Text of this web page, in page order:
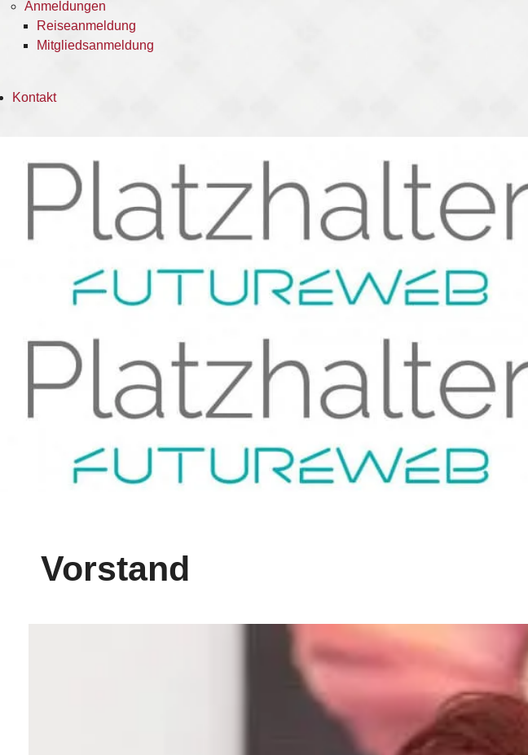
Anmeldungen
Reiseanmeldung
Mitgliedsanmeldung
Kontakt
Vorstand